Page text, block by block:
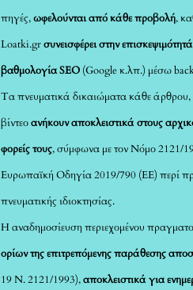
πηγές,ωφελούνται από κάθε προβολή,
Loatki.grσυνεισφέρει στην
βαθμολογία SEO (Google κ.λπ.) μέσω
Τα πνευματικά δικαιώματα κάθε άρθρου,
βίντεοανήκουν αποκλειστικά στους
φορείς τους, σύμφωνα με τον Νόμο 2121/
Ευρωπαϊκή Οδηγία 2019/790 (ΕΕ) περί
πνευματικής ιδιοκτησίας.
Η αναδημοσίευση περιεχομένου
ορίων της επιτρεπόμενης παράθεσης
19 Ν. 2121/1993),αποκλειστικά για